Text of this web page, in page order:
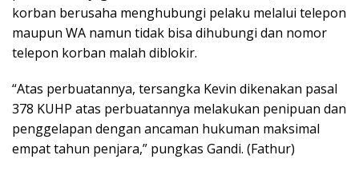
korban berusaha menghubungi pelaku melalui telepon
maupun WA namun tidak bisa dihubungi dan nomor
telepon korban malah diblokir.
“Atas perbuatannya, tersangka Kevin dikenakan pasal
378 KUHP atas perbuatannya melakukan penipuan dan
penggelapan dengan ancaman hukuman maksimal
empat tahun penjara,” pungkas Gandi. (Fathur)